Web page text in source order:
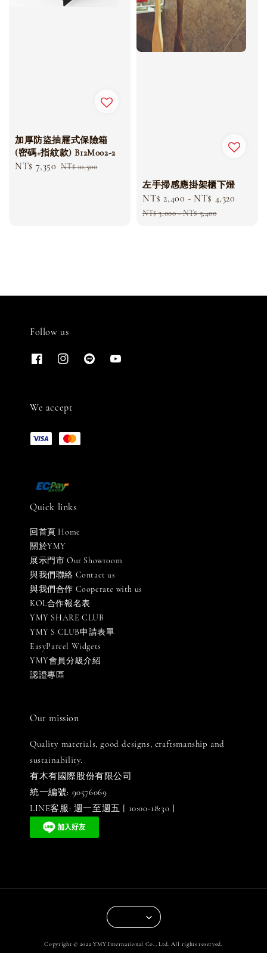
加厚防盜抽屜式保險箱
(密碼+指紋款) B12M002-2
Sale
NT$ 7,350 Regular
NT$ 10,500
左手掃感應掛架櫃下燈
Sale
price
NT$ 2,400 - NT$ 4,320
NT$ 3,000-NT$ 5,400
Follow us
We accept
Quick links
回首頁 Home
關於YMY
展示門市 Our Showroom
與我們聯絡 Contact us
與我們合作 Cooperate with us
KOL合作報名表
YMY SHARE CLUB
YMY S CLUB申請表單
EasyParcel Widgets
YMY會員分級介紹
認證專區
Our mission
Quality materials, good designs, craftsmanship and
sustainability.
有木有國際股份有限公司
統一編號: 90576069
LINE客服: 週一至週五 [ 10:00-18:30 ]
Copyright © 2022 YMY International Co., Ltd. All rights reserved.